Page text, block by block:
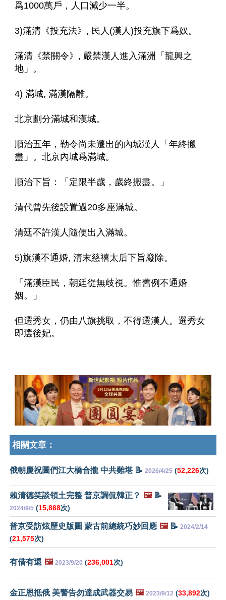
爲1000萬戶，人口減少一半。
3)滿清《投充法》, 民人(漢人)投充旗下爲奴。
滿清《禁關令》, 嚴禁漢人進入滿洲「龍興之
地」。
4) 滿城, 滿漢隔離。
北京劃分滿城和漢城。
順治五年，勒令尚未遷出的內城漢人「年終搬
盡」。北京內城爲滿城。
順治下旨：「定限半歲，歲終搬盡。」
清代曾先後設置過20多座滿城。
清廷不許漢人隨便出入滿城。
5)旗漢不通婚, 清末慈禧太后下旨廢除。
「滿漢臣民，朝廷從無歧視。惟舊例不通婚
姻。」
但選秀女，仍由八旗挑取，不得選漢人。選秀女
即選後妃。
相關文章：
俄朝慶祝圖們江大橋合攏 中共難堪 📝 2026/4/25 (52,226次)
賴清德笑談領土完整 普京調侃韓正？ 🖼️📝
2024/9/5 (15,868次)
普京受訪炫歷史版圖 蒙古前總統巧妙回應 🖼️📝 2024/2/14
(21,575次)
有借有還 🖼️ 2023/9/20 (236,001次)
金正恩抵俄 美警告勿達成武器交易 🖼️ 2023/9/12 (33,892次)